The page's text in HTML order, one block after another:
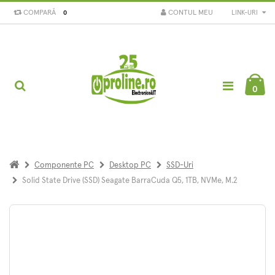
COMPARĂ 0 LINK-URI
CONTUL MEU
0
Componente PC Desktop PC
SSD-Uri
Solid State Drive (SSD) Seagate BarraCuda Q5, 1TB, NVMe, M.2